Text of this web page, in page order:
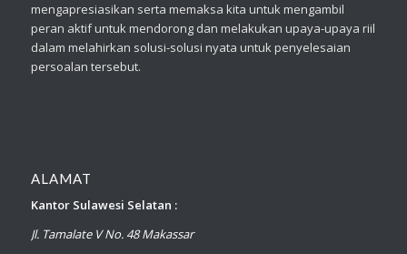
mengapresiasikan serta memaksa kita untuk mengambil
peran aktif untuk mendorong dan melakukan upaya-upaya riil
dalam melahirkan solusi-solusi nyata untuk penyelesaian
persoalan tersebut.
ALAMAT
Kantor Sulawesi Selatan :
Jl. Tamalate V No. 48 Makassar